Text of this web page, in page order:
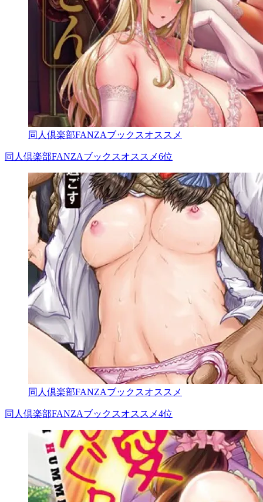
同人倶楽部FANZAブックスオススメ
同人倶楽部FANZAブックスオススメ6位
同人倶楽部FANZAブックスオススメ
同人倶楽部FANZAブックスオススメ4位